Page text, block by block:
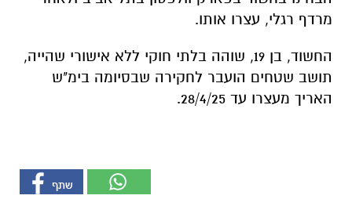
מרדף רגלי, עצרו אותו.
החשוד, בן 19, שוהה בלתי חוקי ללא אישורי שהייה,
תושב שטחים הועבר לחקירה שבסיומה בימ"ש
האריך מעצרו עד 28/4/25.